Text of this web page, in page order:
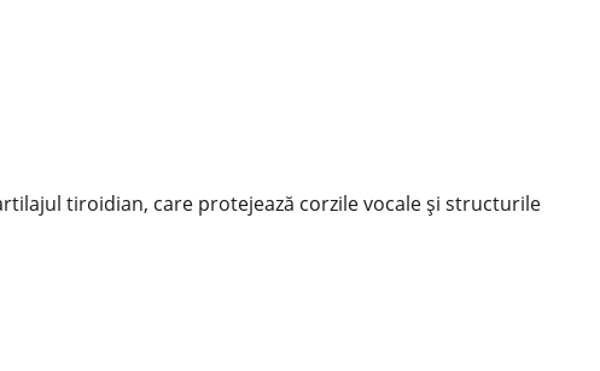
tiroidian, care protejează corzile vocale și structurile